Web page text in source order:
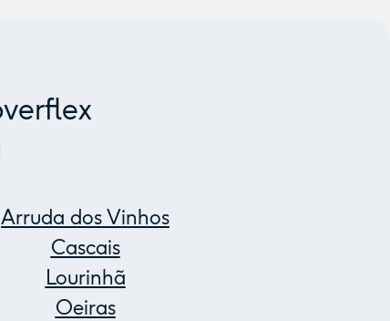
Arruda dos Vinhos
Cascais
Lourinhã
Oeiras